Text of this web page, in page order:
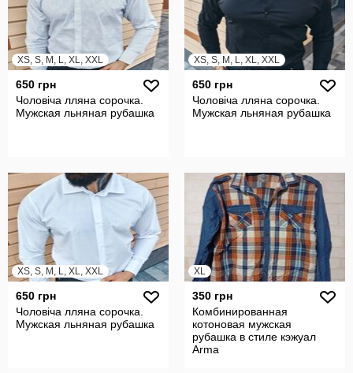
XS, S, M, L, XL, XXL
650 грн
Чоловіча лляна сорочка.
Мужская льняная рубашка
XS, S, M, L, XL, XXL
650 грн
Чоловіча лляна сорочка.
Мужская льняная рубашка
XS, S, M, L, XL, XXL
650 грн
Чоловіча лляна сорочка.
Мужская льняная рубашка
XL
350 грн
Комбинированная
котоновая мужская
рубашка в стиле кэжуал
Arma